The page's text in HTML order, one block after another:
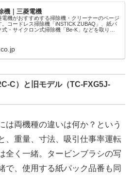
機｜三菱電機
電機がおすすめする掃除機・クリーナーのページ
。コードレス掃除機「iNSTICK ZUBAQ」、紙パ
式・サイクロン式掃除機「Be-K」などを取り扱
C）と旧モデル（TC-FXG5J-
は両機種の違いは何か？という
、重量、寸法、吸引仕事率運転
全く一緒。タービンブラシの写
で、使用する紙パック品番も同